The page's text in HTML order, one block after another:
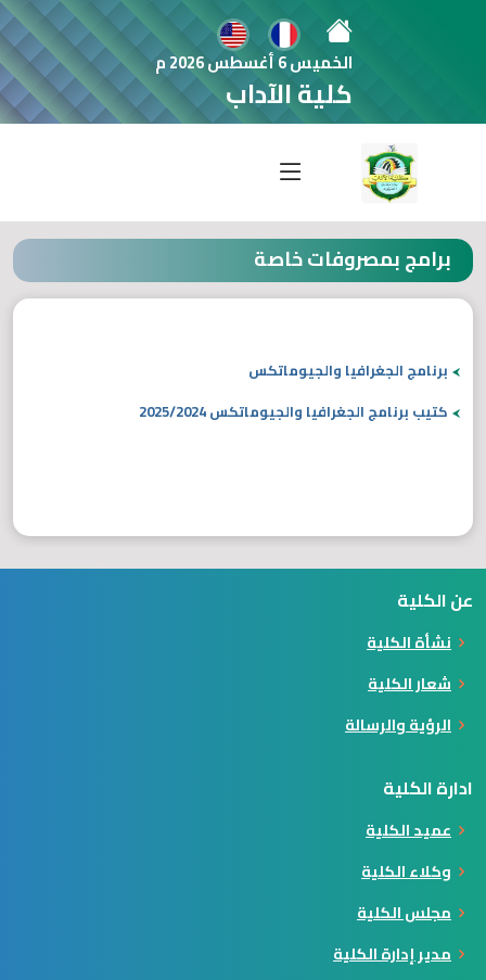
الخميس 6 أغسطس 2026 م
كلية الآداب
برامج بمصروفات خاصة
برنامج الجغرافيا والجيوماتكس
كتيب برنامج الجغرافيا والجيوماتكس 2025/2024
عن الكلية
نشأة الكلية
شعار الكلية
الرؤية والرسالة
ادارة الكلية
عميد الكلية
وكلاء الكلية
مجلس الكلية
مدير إدارة الكلية